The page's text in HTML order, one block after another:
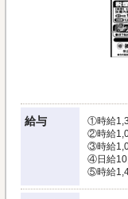
給与
①時給
②時給
③時給
④日給
⑤時給